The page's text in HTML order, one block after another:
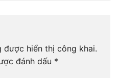
được hiển thị công khai.
đánh dấu *